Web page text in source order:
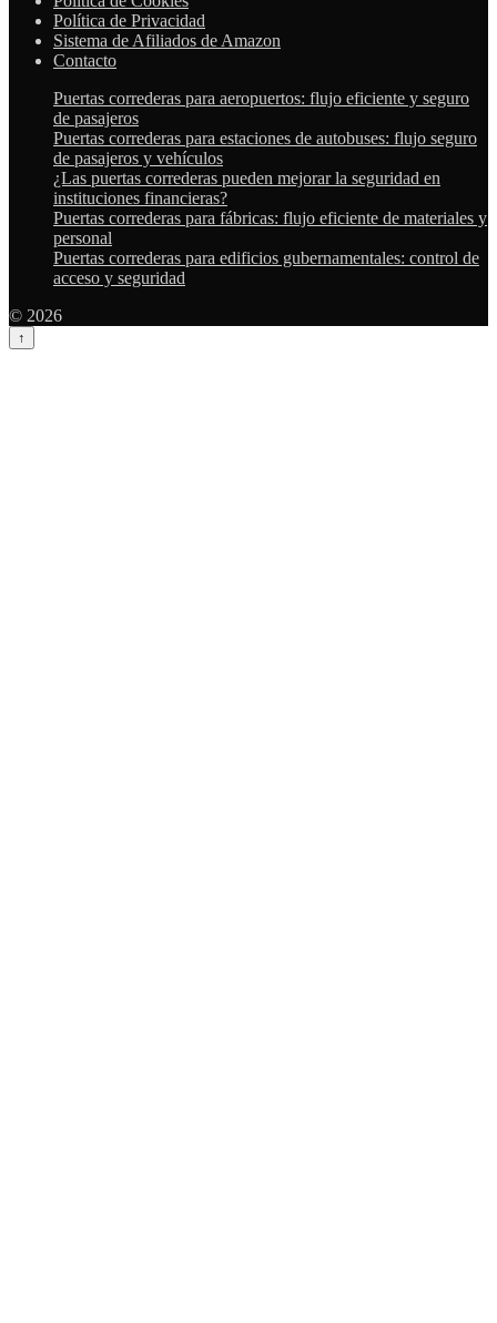
Política de Privacidad
Sistema de Afiliados de Amazon
Contacto
Puertas correderas para aeropuertos: flujo eficiente y seguro
de pasajeros
Puertas correderas para estaciones de autobuses: flujo seguro
de pasajeros y vehículos
¿Las puertas correderas pueden mejorar la seguridad en
instituciones financieras?
Puertas correderas para fábricas: flujo eficiente de materiales y
personal
Puertas correderas para edificios gubernamentales: control de
acceso y seguridad
© 2026
↑